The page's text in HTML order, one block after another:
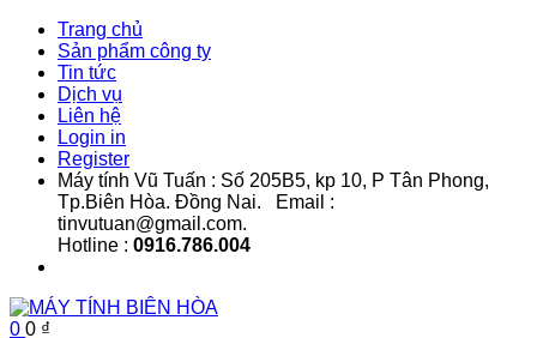
Trang chủ
Sản phẩm công ty
Tin tức
Dịch vụ
Liên hệ
Login in
Register
Máy tính Vũ Tuấn : Số 205B5, kp 10, P Tân Phong,
Tp.Biên Hòa. Đồng Nai. Email :
tinvutuan@gmail.com.
Hotline : 0916.786.004
0 0 ₫